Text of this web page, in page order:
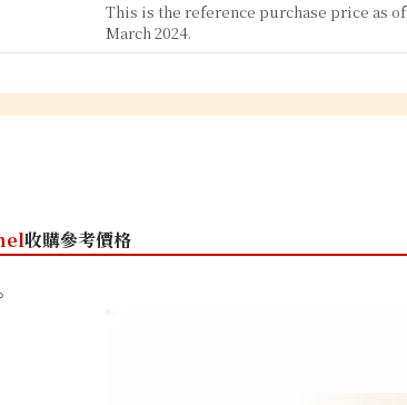
This is the reference purchase price as of
March 2024.
收購參考價格